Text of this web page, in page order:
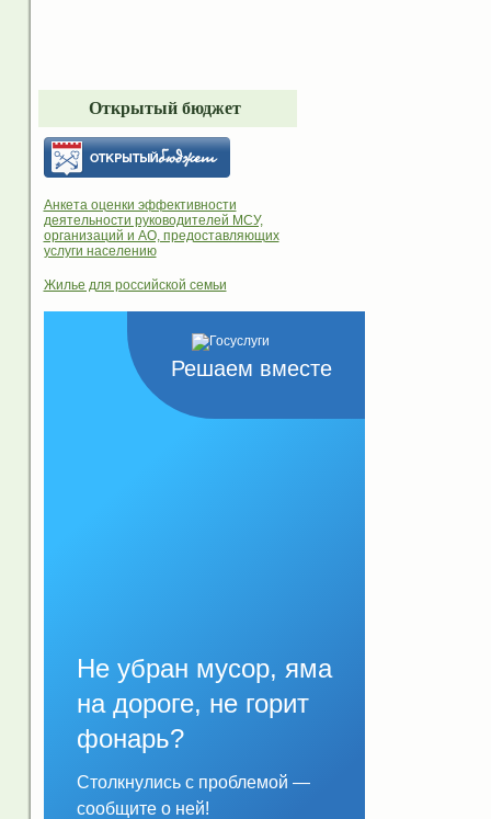
Открытый бюджет
Анкета оценки эффективности
деятельности руководителей МСУ,
организаций и АО, предоставляющих
услуги населению
Жилье для российской семьи
Решаем вместе
Не убран мусор, яма
на дороге, не горит
фонарь?
Столкнулись с проблемой —
сообщите о ней!